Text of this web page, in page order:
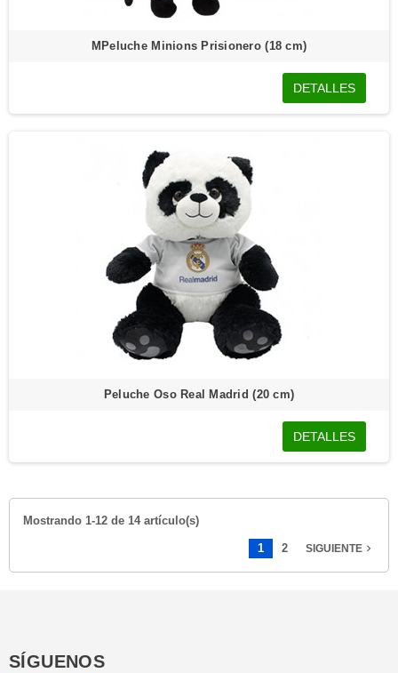
MPeluche Minions Prisionero (18 cm)
DETALLES
Peluche Oso Real Madrid (20 cm)
DETALLES
Mostrando 1-12 de 14 artículo(s)
1 2 SIGUIENTE 
SÍGUENOS